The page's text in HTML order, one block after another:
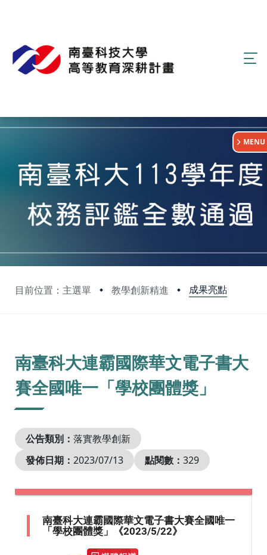
目前位置：主選單 教學創新精進 成果亮點
:::
MENU
南臺科大連霸國際華文電子書大
賽全國唯一「學校團體獎」
公告類別： 落實教學創新
發佈日期： 2023/07/13 點閱數： 329